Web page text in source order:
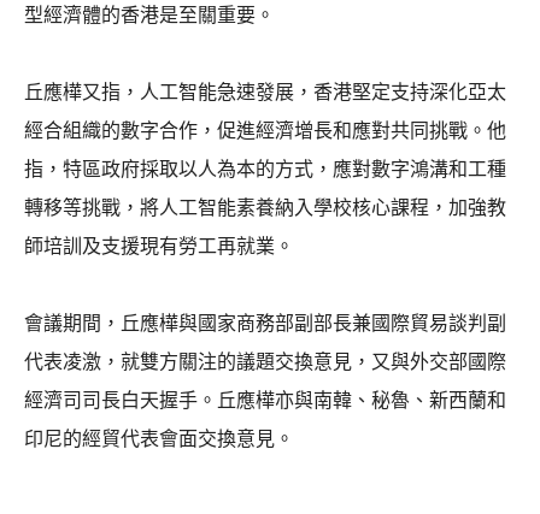
型經濟體的香港是至關重要。
丘應樺又指，人工智能急速發展，香港堅定支持深化亞太
經合組織的數字合作，促進經濟增長和應對共同挑戰。他
指，特區政府採取以人為本的方式，應對數字鴻溝和工種
轉移等挑戰，將人工智能素養納入學校核心課程，加強教
師培訓及支援現有勞工再就業。
會議期間，丘應樺與國家商務部副部長兼國際貿易談判副
代表凌激，就雙方關注的議題交換意見，又與外交部國際
經濟司司長白天握手。丘應樺亦與南韓、秘魯、新西蘭和
印尼的經貿代表會面交換意見。